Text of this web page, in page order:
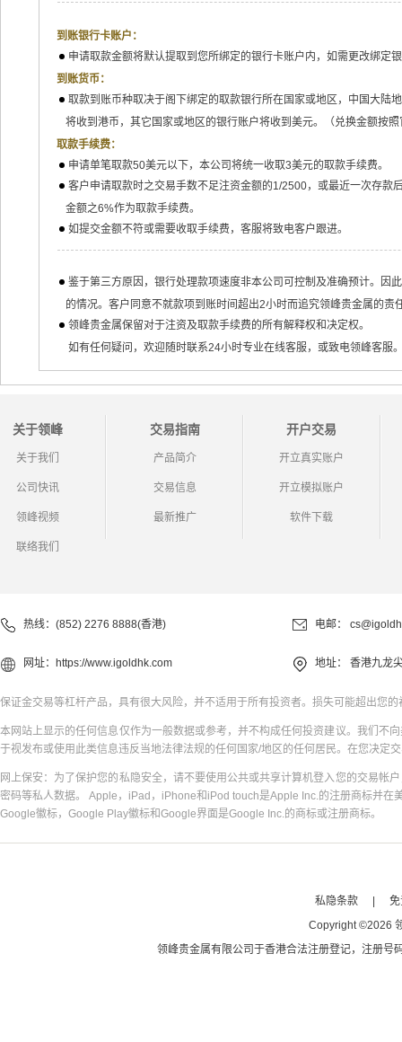
到账银行卡账户：
申请取款金额将默认提取到您所绑定的银行卡账户内，如需更改绑定
到账货币：
取款到账币种取决于阁下绑定的取款银行所在国家或地区，中国大陆
将收到港币，其它国家或地区的银行账户将收到美元。（兑换金额按
取款手续费：
申请单笔取款50美元以下，本公司将统一收取3美元的取款手续费。
客户申请取款时之交易手数不足注资金额的1/2500，或最近一次存款
金额之6%作为取款手续费。
如提交金额不符或需要收取手续费，客服将致电客户跟进。
鉴于第三方原因，银行处理款项速度非本公司可控制及准确预计。因
的情况。客户同意不就款项到账时间超出2小时而追究领峰贵金属的责
领峰贵金属保留对于注资及取款手续费的所有解释权和决定权。
如有任何疑问，欢迎随时联系24小时专业在线客服，或致电领峰客服
关于领峰
关于我们
公司快讯
领峰视频
联络我们
交易指南
产品简介
交易信息
最新推广
开户交易
开立真实账户
开立模拟账户
软件下载
热线：(852) 2276 8888(香港) 电邮：
网址： https://www.igoldhk.com 地址： 香港九龙
保证金交易等杠杆产品，具有很大风险，并不适用于所有投资者。损失可能超出您
本网站上显示的任何信息仅作为一般数据或参考，并不构成任何投资建议。我们不
于视发布或使用此类信息违反当地法律法规的任何国家/地区的任何居民。在您决定
网上保安：为了保护您的私隐安全，请不要使用公共或共享计算机登入您的交易帐
密码等私人数据。 Apple，iPad，iPhone和iPod touch是Apple Inc.的注册商标并
Google徽标，Google Play徽标和Google界面是Google Inc.的商标或注册商标。
私隐条款 |
Copyright ©2026
领峰贵金属有限公司于香港合法注册登记，注册号